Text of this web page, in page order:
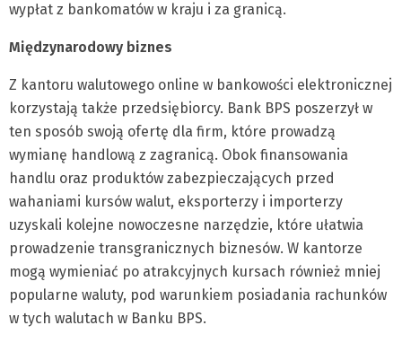
wypłat z bankomatów w kraju i za granicą.
Międzynarodowy biznes
Z kantoru walutowego online w bankowości elektronicznej
korzystają także przedsiębiorcy. Bank BPS poszerzył w
ten sposób swoją ofertę dla firm, które prowadzą
wymianę handlową z zagranicą. Obok finansowania
handlu oraz produktów zabezpieczających przed
wahaniami kursów walut, eksporterzy i importerzy
uzyskali kolejne nowoczesne narzędzie, które ułatwia
prowadzenie transgranicznych biznesów. W kantorze
mogą wymieniać po atrakcyjnych kursach również mniej
popularne waluty, pod warunkiem posiadania rachunków
w tych walutach w Banku BPS.